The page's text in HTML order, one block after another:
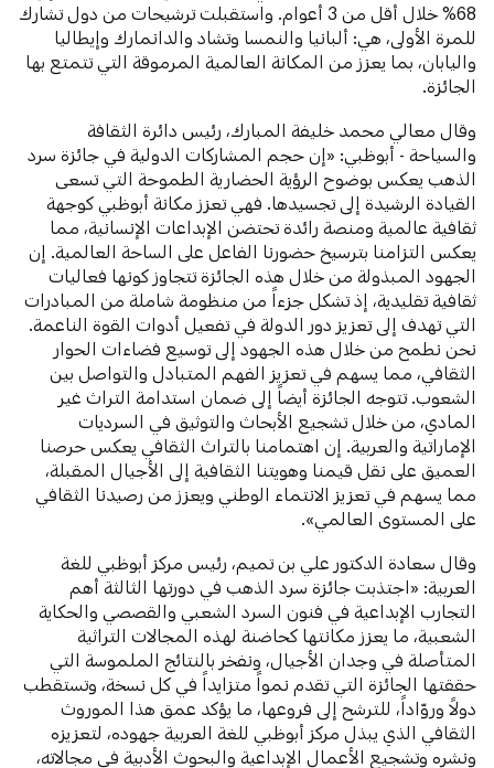
68% خلال أقل من 3 أعوام. واستقبلت ترشيحات من دول تشارك
للمرة الأولى، هي: ألبانيا والنمسا وتشاد والدانمارك وإيطاليا
واليابان، بما يعزز من المكانة العالمية المرموقة التي تتمتع بها
الجائزة.
وقال معالي محمد خليفة المبارك، رئيس دائرة الثقافة
والسياحة - أبوظبي: «إن حجم المشاركات الدولية في جائزة سرد
الذهب يعكس بوضوح الرؤية الحضارية الطموحة التي تسعى
القيادة الرشيدة إلى تجسيدها. فهي تعزز مكانة أبوظبي كوجهة
ثقافية عالمية ومنصة رائدة تحتضن الإبداعات الإنسانية، مما
يعكس التزامنا بترسيخ حضورنا الفاعل على الساحة العالمية. إن
الجهود المبذولة من خلال هذه الجائزة تتجاوز كونها فعاليات
ثقافية تقليدية، إذ تشكل جزءاً من منظومة شاملة من المبادرات
التي تهدف إلى تعزيز دور الدولة في تفعيل أدوات القوة الناعمة.
نحن نطمح من خلال هذه الجهود إلى توسيع فضاءات الحوار
الثقافي، مما يسهم في تعزيز الفهم المتبادل والتواصل بين
الشعوب. تتوجه الجائزة أيضاً إلى ضمان استدامة التراث غير
المادي، من خلال تشجيع الأبحاث والتوثيق في السرديات
الإماراتية والعربية. إن اهتمامنا بالتراث الثقافي يعكس حرصنا
العميق على نقل قيمنا وهويتنا الثقافية إلى الأجيال المقبلة،
مما يسهم في تعزيز الانتماء الوطني ويعزز من رصيدنا الثقافي
على المستوى العالمي».
وقال سعادة الدكتور علي بن تميم، رئيس مركز أبوظبي للغة
العربية: «اجتذبت جائزة سرد الذهب في دورتها الثالثة أهم
التجارب الإبداعية في فنون السرد الشعبي والقصصي والحكاية
الشعبية، ما يعزز مكانتها كحاضنة لهذه المجالات التراثية
المتأصلة في وجدان الأجيال، ونفخر بالنتائج الملموسة التي
حققتها الجائزة التي تقدم نمواً متزايداً في كل نسخة، وتستقطب
دولاً وروّاداً، للترشح إلى فروعها، ما يؤكد عمق هذا الموروث
الثقافي الذي يبذل مركز أبوظبي للغة العربية جهوده، لتعزيزه
ونشره وتشجيع الأعمال الإبداعية والبحوث الأدبية في مجالاته،